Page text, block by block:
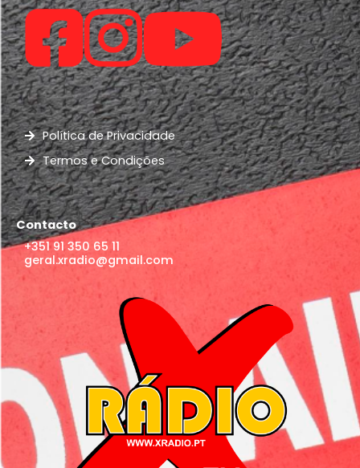
Política de Privacidade
Termos e Condições
Contacto
+351 91 350 65 11
geral.xradio@gmail.com